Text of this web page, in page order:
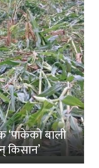
‘पाकेको बाली
किसान’